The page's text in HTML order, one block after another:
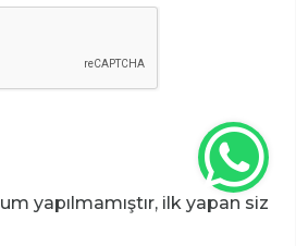
yapılmamıştır, ilk yapan siz